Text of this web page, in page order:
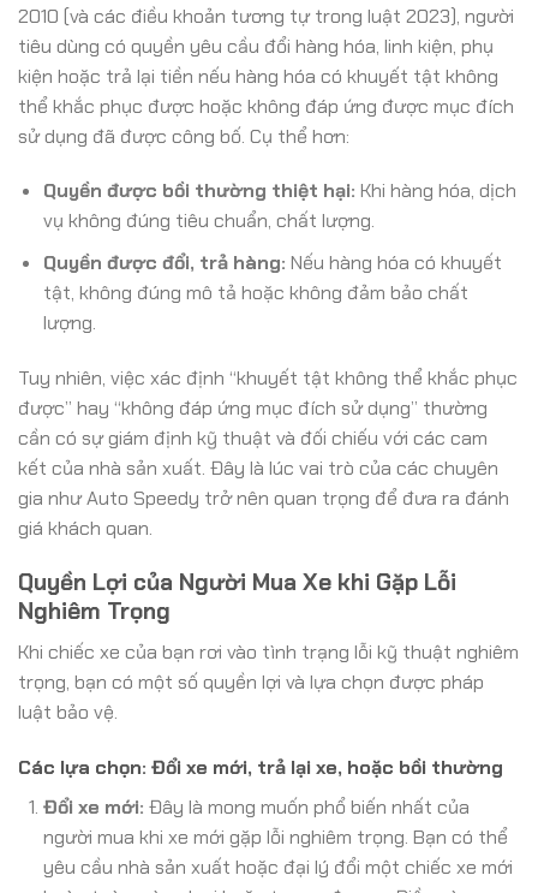
2010 (và các điều khoản tương tự trong luật 2023), người
tiêu dùng có quyền yêu cầu đổi hàng hóa, linh kiện, phụ
kiện hoặc trả lại tiền nếu hàng hóa có khuyết tật không
thể khắc phục được hoặc không đáp ứng được mục đích
sử dụng đã được công bố. Cụ thể hơn:
Quyền được bồi thường thiệt hại: Khi hàng hóa, dịch
vụ không đúng tiêu chuẩn, chất lượng.
Quyền được đổi, trả hàng: Nếu hàng hóa có khuyết
tật, không đúng mô tả hoặc không đảm bảo chất
lượng.
Tuy nhiên, việc xác định “khuyết tật không thể khắc phục
được” hay “không đáp ứng mục đích sử dụng” thường
cần có sự giám định kỹ thuật và đối chiếu với các cam
kết của nhà sản xuất. Đây là lúc vai trò của các chuyên
gia như Auto Speedy trở nên quan trọng để đưa ra đánh
giá khách quan.
Quyền Lợi của Người Mua Xe khi Gặp Lỗi
Nghiêm Trọng
Khi chiếc xe của bạn rơi vào tình trạng lỗi kỹ thuật nghiêm
trọng, bạn có một số quyền lợi và lựa chọn được pháp
luật bảo vệ.
Các lựa chọn: Đổi xe mới, trả lại xe, hoặc bồi thường
Đổi xe mới: Đây là mong muốn phổ biến nhất của
người mua khi xe mới gặp lỗi nghiêm trọng. Bạn có thể
yêu cầu nhà sản xuất hoặc đại lý đổi một chiếc xe mới